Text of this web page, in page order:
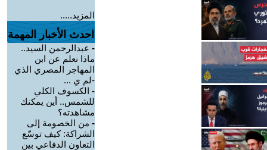
المزيد.....
احدث الأخبار المهمة
- عبدالرحمن السيد..
ماذا نعلم عن ابن
المهاجر المصري الذي
-لم ي ...
- الكسوف الكلي
للشمس.. أين يمكنك
مشاهدته؟
- من الخصومة إلى
الشراكة: كيف توسّع
التعاون الدفاعي بين